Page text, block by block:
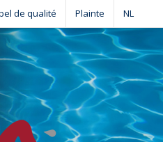
de qualité Plainte NL